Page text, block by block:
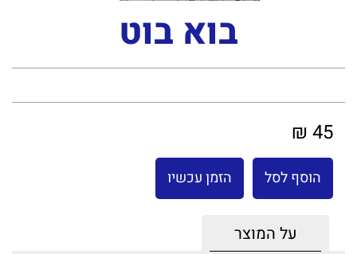
בוא בוט
45 ₪
הוסף לסל הזמן עכשיו
על המוצר